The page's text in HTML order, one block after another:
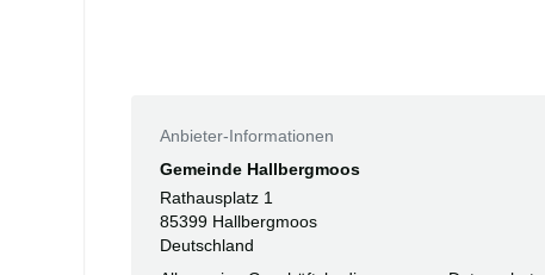
Anbieter-Informationen
Gemeinde Hallbergmoos
Rathausplatz 1
85399 Hallbergmoos
Deutschland